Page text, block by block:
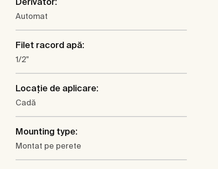
Automat
Filet racord apă:
1/2"
Locaţie de aplicare:
Cadă
Mounting type:
Montat pe perete